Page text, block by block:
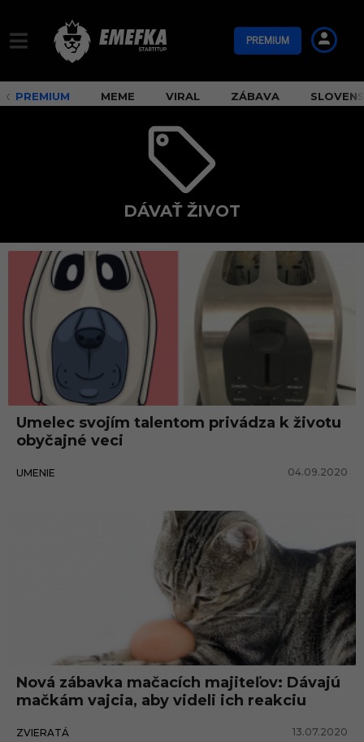
PREMIUM
PREMIUM MEME VIRAL ZÁBAVA
DÁVAŤ ŽIVOT
i
v
t
Umelec svojím talentom privádza k životu
obyčajné veci
UMENIE 04.09.2020
Nová zábavka mačacích majiteľov: Dávajú
mačkám vajcia, aby videli ich reakciu
ZVIERATÁ 13.07.2020